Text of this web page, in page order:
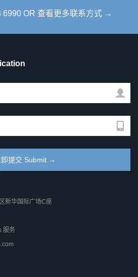
6990 OR 查看更多联系方式 →
新华国际广场C座
服务